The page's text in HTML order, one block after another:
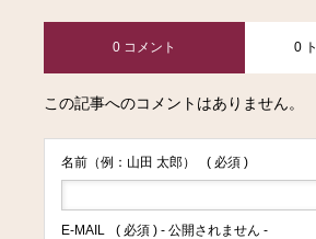
0 コメント 0
この記事へのコメントはありません。
名前（例：山田 太郎） ( 必須 )
E-MAIL ( 必須 ) - 公開されません -